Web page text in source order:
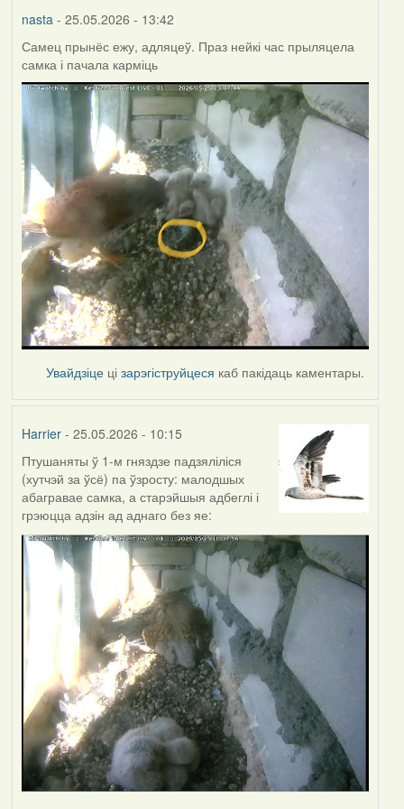
nasta- 25.05.2026 - 13:42
Самец прынёс ежу, адляцеў. Праз нейкі час прыляцела
самка і пачала карміць
Увайдзіце цізарэгіструйцеся каб пакідаць каментары.
Harrier- 25.05.2026 - 10:15
Птушаняты ў 1-м гняздзе падзяліліся
(хутчэй за ўсё) па ўзросту: малодшых
абагравае самка, а старэйшыя адбеглі і
грэюцца адзін ад аднаго без яе: